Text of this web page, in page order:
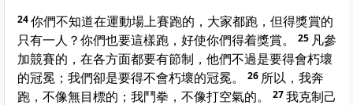
24你們不知道在運動場上賽跑的，大家都跑，但得獎賞的
只有一人？你們也要這樣跑，好使你們得着獎賞。
25 凡參
加競賽的，在各方面都要有節制，他們不過是要得會朽壞
的冠冕；我們卻是要得不會朽壞的冠冕。
26 所以，我奔
跑，不像無目標的；我鬥拳，不像打空氣的。
27我克制己